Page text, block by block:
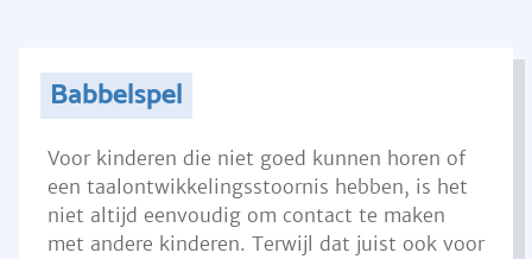
Babbelspel
Voor kinderen die niet goed kunnen horen of
een taalontwikkelingsstoornis hebben, is het
niet altijd eenvoudig om contact te maken
met andere kinderen. Terwijl dat juist ook voor